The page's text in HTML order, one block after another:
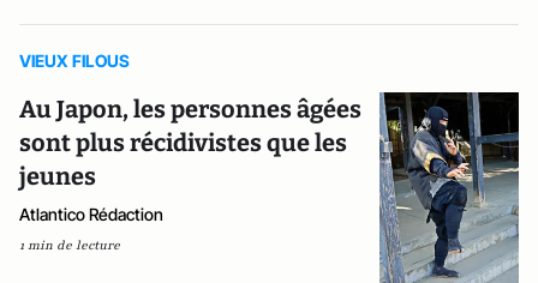
VIEUX FILOUS
Au Japon, les personnes âgées
sont plus récidivistes que les
jeunes
Atlantico Rédaction
1 min de lecture